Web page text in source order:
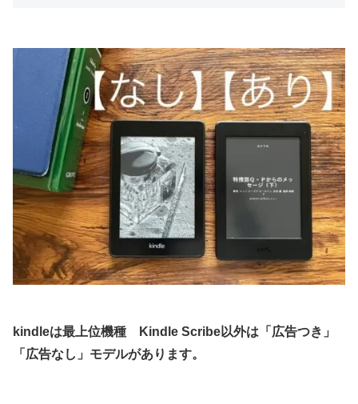
kindleは最上位機種 Kindle Scribe以外は「広告つき」
「広告なし」モデルがあります。